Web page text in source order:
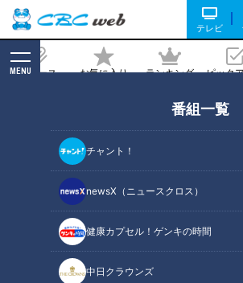
テレビ
ニュース お気に入り ランキング ピック
MENU
番組一覧
チャント！
newsX（ニュースクロス）
健康カプセル！ゲンキの時間
中日クラウンズ
博士に？～配信型ドキュメン
エロと呼ばれた息子」第１３
記事に戻る